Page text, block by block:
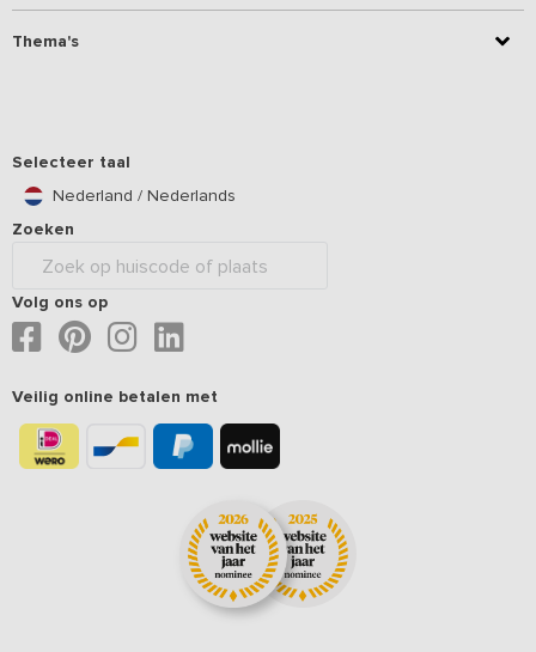
Thema's
Selecteer taal
Nederland / Nederlands
Zoeken
Volg ons op
Veilig online betalen met